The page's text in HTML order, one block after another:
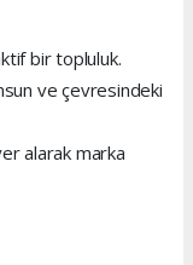
bir topluluk.
ve çevresindeki
alarak marka